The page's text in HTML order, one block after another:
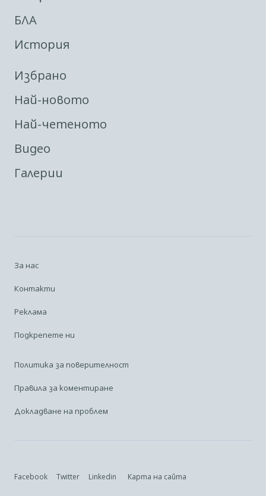
БЛА
История
Избрано
Най-новото
Най-четеното
Видео
Галерии
За нас
Контакти
Реклама
Подкрепете ни
Политика за поверителност
Правила за коментиране
Докладване на проблем
Facebook Twitter Linkedin Карта на сайта